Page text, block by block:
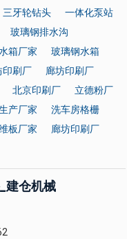
三牙轮钻头
一体化泵站
玻璃钢排水沟
箱厂家
玻璃钢水箱
印刷厂
廊坊印刷厂
北京印刷厂
立德粉厂
产厂家
洗车房格栅
板厂家
廊坊印刷厂
建仓机械